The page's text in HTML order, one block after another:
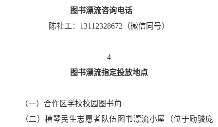
图书漂流咨询电话
陈社工：13112328672（微信同号）
4
图书漂流指定投放地点
（一）合作区学校校园图书角
（二）横琴民生志愿者队伍图书漂流小屋（位于励骏庞